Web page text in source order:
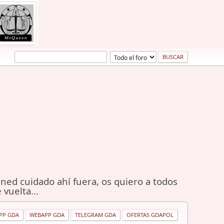
cuidado ahí fuera, os quiero a todos
vuelta...
GDA WEBAPP GDA TELEGRAM GDA OFERTAS GDAPOL